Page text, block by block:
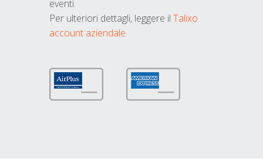
eventi.
Per ulteriori dettagli, leggere il Talixo
account aziendale